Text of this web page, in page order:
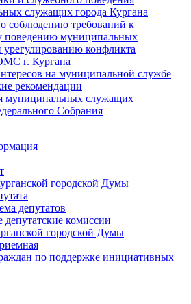
служащих города Кургана
соблюдению требований к
поведению муниципальных
конфликта
г. Кургана
на муниципальной службе
рекомендации
муниципальных служащих
Cобрания
городской Думы
депутатов
комиссии
городской Думы
по поддержке инициативных